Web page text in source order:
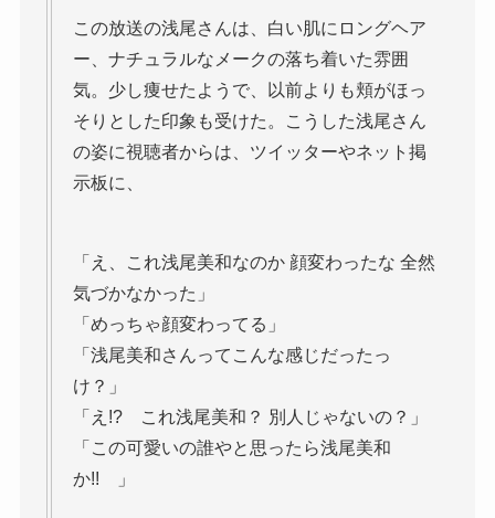
この放送の浅尾さんは、白い肌にロングヘア
ー、ナチュラルなメークの落ち着いた雰囲
気。少し痩せたようで、以前よりも頬がほっ
そりとした印象も受けた。こうした浅尾さん
の姿に視聴者からは、ツイッターやネット掲
示板に、
「え、これ浅尾美和なのか 顔変わったな 全然
気づかなかった」
「めっちゃ顔変わってる」
「浅尾美和さんってこんな感じだったっ
け？」
「え!? これ浅尾美和？ 別人じゃないの？」
「この可愛いの誰やと思ったら浅尾美和
か!! 」